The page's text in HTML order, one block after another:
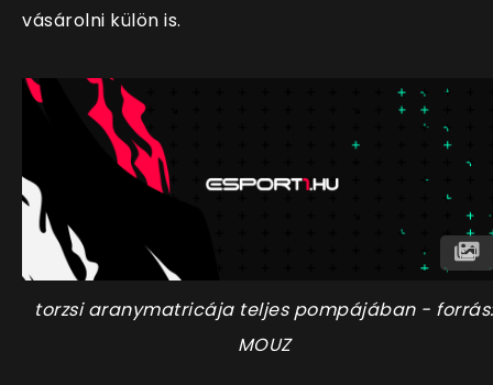
vásárolni külön is.
torzsi aranymatricája teljes pompájában - forrás:
MOUZ